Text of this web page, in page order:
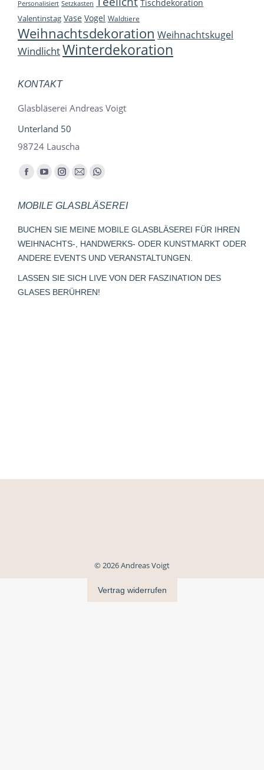
Personalisiert Setzkasten Tischdekoration
Valentinstag Vase Vogel Waldtiere
Weihnachtsdekoration Weihnachtskugel
WindlichtWinterdekoration
KONTAKT
Glasbläserei Andreas Voigt
Unterland 50
98724 Lauscha
Finden Sie uns auf:
Facebook
opens
in
new
window
YouTube
opens
in
new
window
Instagram
opens
in
new
window
E-
page
opens
in
new
Whatsapp
opens
in
new
window
MOBILE GLASBLÄSEREI
BUCHEN SIE MEINE MOBILE GLASBLÄSEREI FÜR IHREN
WEIHNACHTS-, HANDWERKS- ODER KUNSTMARKT ODER
ANDERE EVENTS UND VERANSTALTUNGEN.
LASSEN SIE SICH LIVE VON DER FASZINATION DES
GLASES BERÜHREN!
© 2026 Andreas Voigt
Vertrag widerrufen